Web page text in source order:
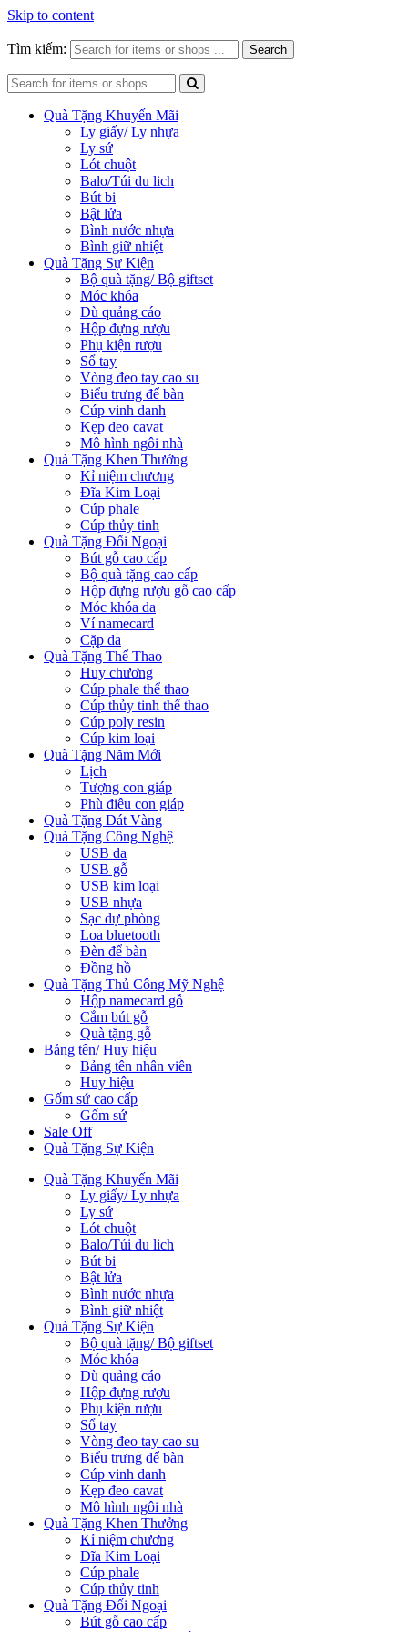
Skip to content
Tìm kiếm: Search
Quà Tặng Khuyến Mãi
Ly giấy/ Ly nhựa
Ly sứ
Lót chuột
Balo/Túi du lich
Bút bi
Bật lửa
Bình nước nhựa
Bình giữ nhiệt
Quà Tặng Sự Kiện
Bộ quà tặng/ Bộ giftset
Móc khóa
Dù quảng cáo
Hộp đựng rượu
Phụ kiện rượu
Sổ tay
Vòng đeo tay cao su
Biểu trưng để bàn
Cúp vinh danh
Kẹp đeo cavat
Mô hình ngôi nhà
Quà Tặng Khen Thưởng
Kỉ niệm chương
Đĩa Kim Loại
Cúp phale
Cúp thủy tinh
Quà Tặng Đối Ngoại
Bút gỗ cao cấp
Bộ quà tặng cao cấp
Hộp đựng rượu gỗ cao cấp
Móc khóa da
Ví namecard
Cặp da
Quà Tặng Thể Thao
Huy chương
Cúp phale thể thao
Cúp thủy tinh thể thao
Cúp poly resin
Cúp kim loại
Quà Tặng Năm Mới
Lịch
Tượng con giáp
Phù điêu con giáp
Quà Tặng Dát Vàng
Quà Tặng Công Nghệ
USB da
USB gỗ
USB kim loại
USB nhựa
Sạc dự phòng
Loa bluetooth
Đèn để bàn
Đồng hồ
Quà Tặng Thủ Công Mỹ Nghệ
Hộp namecard gỗ
Cắm bút gỗ
Quà tặng gỗ
Bảng tên/ Huy hiệu
Bảng tên nhân viên
Huy hiệu
Gốm sứ cao cấp
Gốm sứ
Sale Off
Quà Tặng Sự Kiện
Quà Tặng Khuyến Mãi
Ly giấy/ Ly nhựa
Ly sứ
Lót chuột
Balo/Túi du lich
Bút bi
Bật lửa
Bình nước nhựa
Bình giữ nhiệt
Quà Tặng Sự Kiện
Bộ quà tặng/ Bộ giftset
Móc khóa
Dù quảng cáo
Hộp đựng rượu
Phụ kiện rượu
Sổ tay
Vòng đeo tay cao su
Biểu trưng để bàn
Cúp vinh danh
Kẹp đeo cavat
Mô hình ngôi nhà
Quà Tặng Khen Thưởng
Kỉ niệm chương
Đĩa Kim Loại
Cúp phale
Cúp thủy tinh
Quà Tặng Đối Ngoại
Bút gỗ cao cấp